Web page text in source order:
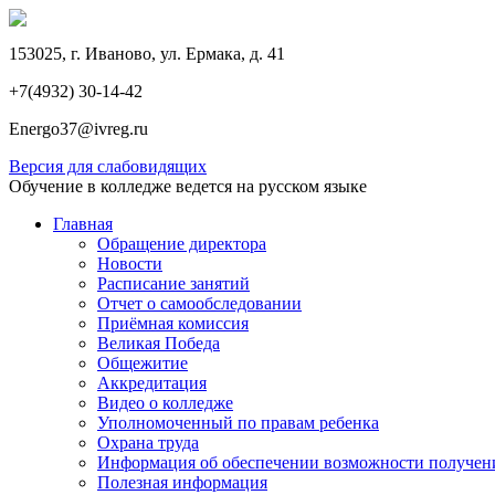
153025, г. Иваново, ул. Ермака, д. 41
+7(4932) 30-14-42
Energo37@ivreg.ru
Версия для слабовидящих
Обучение в колледже ведется на русском языке
Главная
Обращение директора
Новости
Расписание занятий
Отчет о самообследовании
Приёмная комиссия
Великая Победа
Общежитие
Аккредитация
Видео о колледже
Уполномоченный по правам ребенка
Охрана труда
Информация об обеспечении возможности
Полезная информация